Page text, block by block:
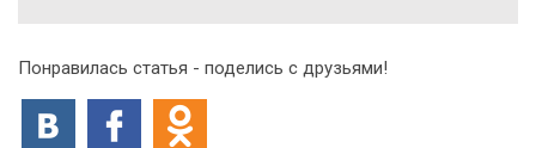
Понравилась статья - поделись с друзьями!